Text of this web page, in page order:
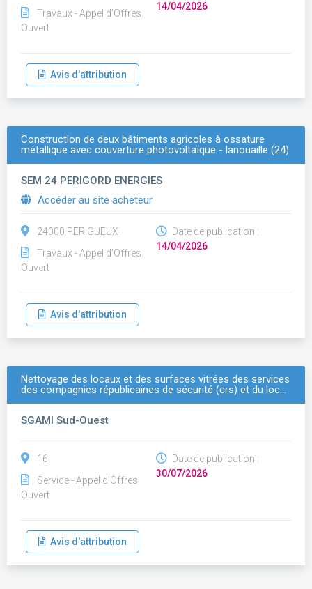
Travaux - Appel d'Offres
Ouvert
14/04/2026
Avis d'attribution
Construction de deux bâtiments agricoles à ossature
métallique avec couverture photovoltaïque - lanouaille (24)
SEM 24 PERIGORD ENERGIES
Accéder au site acheteur
24000 PERIGUEUX
Travaux - Appel d'Offres
Ouvert
Date de publication :
14/04/2026
Avis d'attribution
Nettoyage des locaux et des surfaces vitrées des services
des compagnies républicaines de sécurité (crs) et du loc…
SGAMI Sud-Ouest
16
Service - Appel d'Offres
Ouvert
Date de publication :
30/07/2026
Avis d'attribution